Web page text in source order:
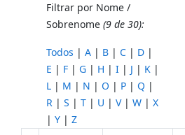
Filtrar por Nome /
Sobrenome (9 de 30):
Todos | A | B | C | D |
E | F | G | H | I | J | K |
L | M | N | O | P | Q |
R | S | T | U | V | W | X
| Y | Z